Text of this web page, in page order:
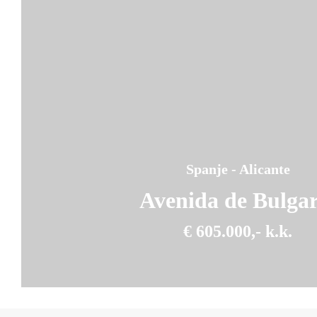
Spanje - Alicante
Avenida de
€ 605.000,- k.k.